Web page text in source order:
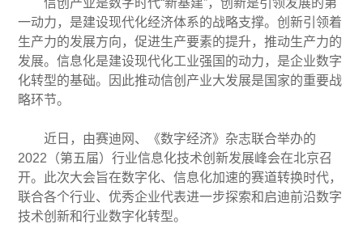
信创产业是数字时代“新基建”，创新是引领发展的第
一动力，是建设现代化经济体系的战略支撑。创新引领着
生产力的发展方向，促进生产要素的提升，推动生产力的
发展。信息化是建设现代化工业强国的动力，是企业数字
化转型的基础。因此推动信创产业大发展是国家的重要战
略环节。
近日，由赛迪网、《数字经济》杂志联合举办的
2022（第五届）行业信息化技术创新发展峰会在北京召
开。此次大会旨在数字化、信息化加速的赛道转换时代，
联合各个行业、优秀企业代表进一步探索和启迪前沿数字
技术创新和行业数字化转型。